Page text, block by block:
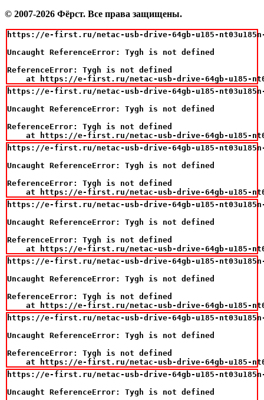
© 2007-2026 Фёрст. Все права защищены.
https://e-first.ru/netac-usb-drive-64gb-u185-nt03u185n-
Uncaught ReferenceError: Tygh is not defined
ReferenceError: Tygh is not defined
at https://e-first.ru/netac-usb-drive-64gb-u185-
https://e-first.ru/netac-usb-drive-64gb-u185-nt03u185n-
Uncaught ReferenceError: Tygh is not defined
ReferenceError: Tygh is not defined
at https://e-first.ru/netac-usb-drive-64gb-u185-
https://e-first.ru/netac-usb-drive-64gb-u185-nt03u185n-
Uncaught ReferenceError: Tygh is not defined
ReferenceError: Tygh is not defined
at https://e-first.ru/netac-usb-drive-64gb-u185-
https://e-first.ru/netac-usb-drive-64gb-u185-nt03u185n-
Uncaught ReferenceError: Tygh is not defined
ReferenceError: Tygh is not defined
at https://e-first.ru/netac-usb-drive-64gb-u185-
https://e-first.ru/netac-usb-drive-64gb-u185-nt03u185n-
Uncaught ReferenceError: Tygh is not defined
ReferenceError: Tygh is not defined
at https://e-first.ru/netac-usb-drive-64gb-u185-
https://e-first.ru/netac-usb-drive-64gb-u185-nt03u185n-
Uncaught ReferenceError: Tygh is not defined
ReferenceError: Tygh is not defined
at https://e-first.ru/netac-usb-drive-64gb-u185-
https://e-first.ru/netac-usb-drive-64gb-u185-nt03u185n-
Uncaught ReferenceError: Tygh is not defined